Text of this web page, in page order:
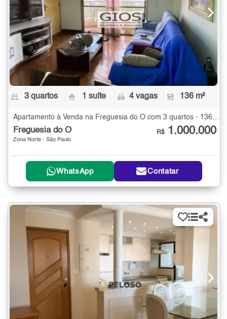
3 quartos 1 suíte 4 vagas 136 m²
Apartamento à Venda na Freguesia do Ó com 3 quartos - 136 m²
Freguesia do Ó
Zona Norte - São Paulo
R$ 1.000.000
WhatsApp Contatar